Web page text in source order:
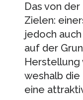
Das von
Zielen:
jedoch
auf der
Herstellung
weshalb die
eine